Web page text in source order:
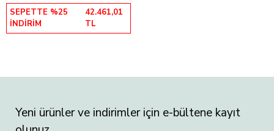
SEPETTE %25
İNDİRİM
42.461,01
TL
Yeni ürünler ve indirimler için e-bültene kayıt